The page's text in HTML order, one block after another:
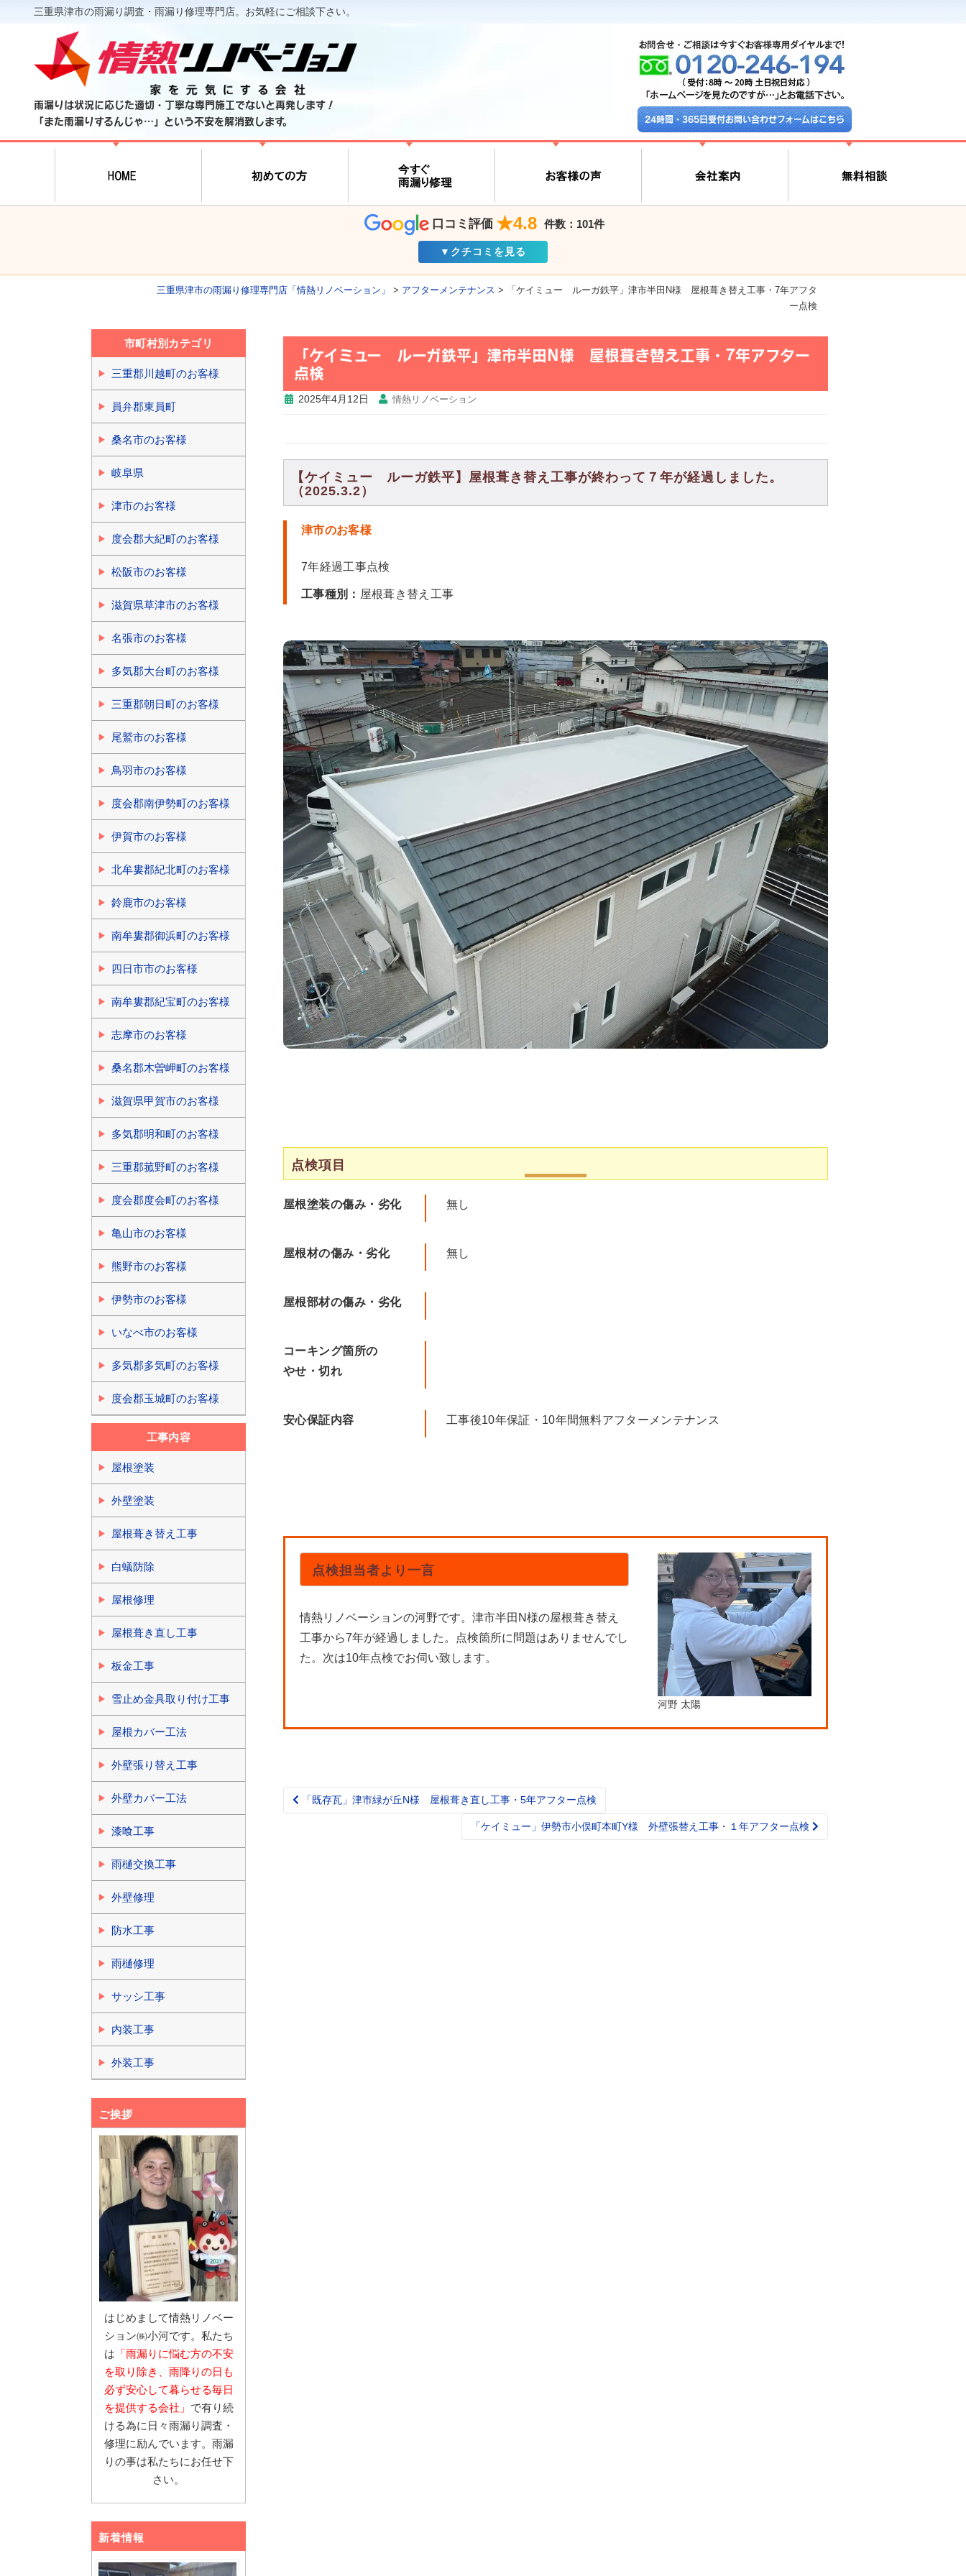
三重県津市の雨漏り調査・雨漏り修理専門店。お気軽にご相談下さい。
雨漏りは状況に応じた適切・丁寧な専門施工でないと再発します！
「また雨漏りするんじゃ…」という不安を解消致します。
24時間・365日受付お問い合わせフォームはこちら
口コミ評価 ★4.8 件数：101件
▼クチコミを見る
三重県津市の雨漏り修理専門店「情熱リノベーション」 > アフターメンテナンス >
「ケイミュー ルーガ鉄平」津市半田N様 屋根葺き替え工事・7年アフタ
ー点検
「ケイミュー ルーガ鉄平」津市半田N様 屋根葺き替え工事・7年アフター
点検
2025年4月12日 情熱リノベーション
【ケイミュー ルーガ鉄平】屋根葺き替え工事が終わって７年が経過しました。
（2025.3.2）
津市のお客様
7年経過工事点検
工事種別： 屋根葺き替え工事
点検項目
屋根塗装の傷み・劣化 無し
屋根材の傷み・劣化 無し
屋根部材の傷み・劣化
コーキング箇所の
やせ・切れ
安心保証内容 工事後10年保証・10年間無料アフターメンテナンス
点検担当者より一言
情熱リノベーションの河野です。津市半田N様の屋根葺き替え
工事から7年が経過しました。点検箇所に問題はありませんでし
た。次は10年点検でお伺い致します。
河野 太陽
Post
「既存瓦」津市緑が丘N様 屋根葺き直し工事・5年アフター点検
「ケイミュー」伊勢市小俣町本町Y様 外壁張替え工事・１年アフター点検
市町村別カテゴリ
三重郡川越町のお客様
員弁郡東員町
桑名市のお客様
岐阜県
津市のお客様
度会郡大紀町のお客様
松阪市のお客様
滋賀県草津市のお客様
名張市のお客様
多気郡大台町のお客様
三重郡朝日町のお客様
尾鷲市のお客様
鳥羽市のお客様
度会郡南伊勢町のお客様
伊賀市のお客様
北牟婁郡紀北町のお客様
鈴鹿市のお客様
南牟婁郡御浜町のお客様
四日市市のお客様
南牟婁郡紀宝町のお客様
志摩市のお客様
桑名郡木曽岬町のお客様
滋賀県甲賀市のお客様
多気郡明和町のお客様
三重郡菰野町のお客様
度会郡度会町のお客様
亀山市のお客様
熊野市のお客様
伊勢市のお客様
いなべ市のお客様
多気郡多気町のお客様
度会郡玉城町のお客様
工事内容
屋根塗装
外壁塗装
屋根葺き替え工事
白蟻防除
屋根修理
屋根葺き直し工事
板金工事
雪止め金具取り付け工事
屋根カバー工法
外壁張り替え工事
外壁カバー工法
漆喰工事
雨樋交換工事
外壁修理
防水工事
雨樋修理
サッシ工事
内装工事
外装工事
ご挨拶
はじめまして情熱リノベー
ション㈱小河です。私たち
は 「雨漏りに悩む方の不安
を取り除き、雨降りの日も
必ず安心して暮らせる毎日
を提供する会社」 で有り続
ける為に日々雨漏り調査・
修理に励んでいます。雨漏
りの事は私たちにお任せ下
さい。
新着情報